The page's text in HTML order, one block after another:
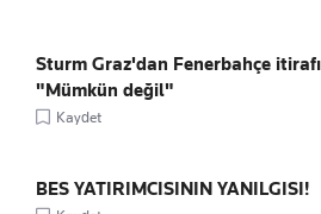
Sturm Graz'dan Fenerbahçe
"Mümkün değil"
Kaydet
BES YATIRIMCISININ YANILGISI!